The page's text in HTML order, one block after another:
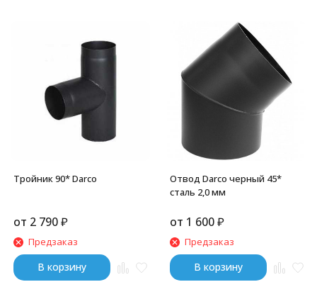
Тройник 90* Darco
от 2 790₽
Предзаказ
В корзину
Отвод Darco черный 45*
сталь 2,0 мм
от 1 600₽
Предзаказ
В корзину